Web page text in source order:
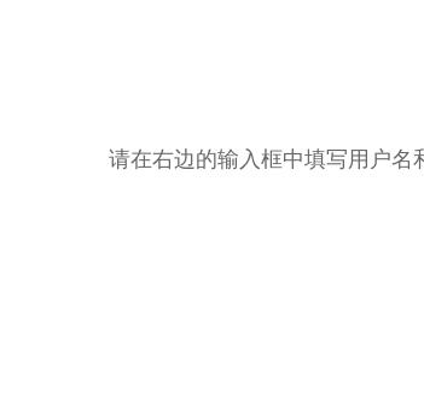
请在右边的输入框中填写用户名